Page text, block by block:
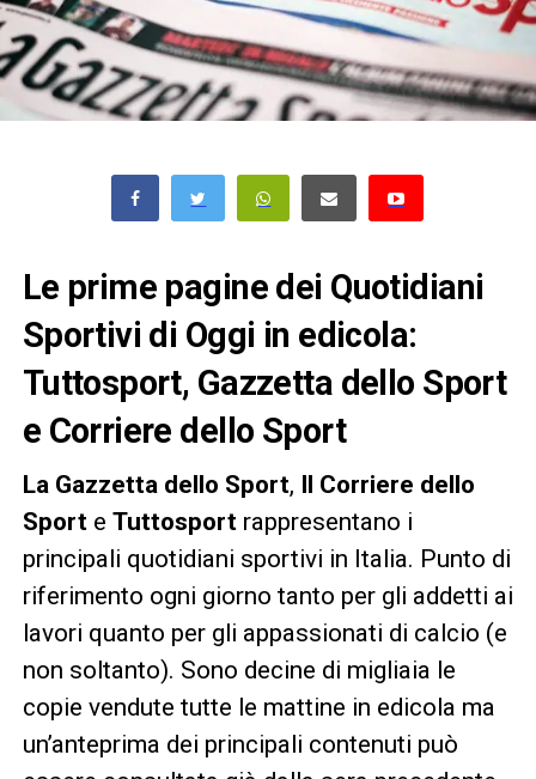
Le prime pagine dei Quotidiani
Sportivi di Oggi in edicola:
Tuttosport, Gazzetta dello Sport
e Corriere dello Sport
La Gazzetta dello Sport, Il Corriere dello
Sporte Tuttosportrappresentano i
principali quotidiani sportivi in Italia. Punto di
riferimento ogni giorno tanto per gli addetti ai
lavori quanto per gli appassionati di calcio (e
non soltanto). Sono decine di migliaia le
copie vendute tutte le mattine in edicola ma
un’anteprima dei principali contenuti può